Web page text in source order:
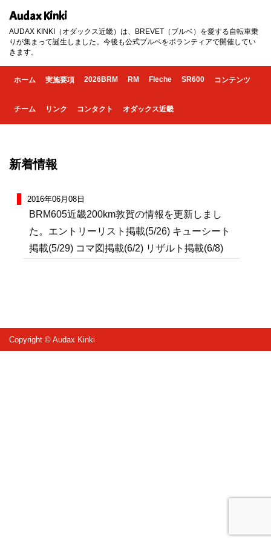
Audax Kinki
AUDAX KINKI（オダックス近畿）は、BREVET（ブルベ）を愛する自転車乗
りが集まって誕生しました。今後も公式ブルベをボランティアで開催してい
きます。
ホーム 実施要項 2026BRM RM Fleche SR600 コンテンツ
チーム リンク コンタクト オダックス近畿
新着情報
2016年06月08日
BRM605近畿200km敦賀の情報を更新しまし
た。エントリーリスト掲載(5/26) キューシート
掲載(5/29) コマ図掲載(6/2) リザルト掲載(6/8)
Copyright © Audax Kinki